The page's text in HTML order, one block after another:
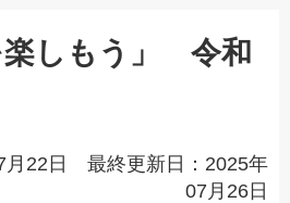
楽しもう」 令和
月22日 最終更新日：2025年
07月26日